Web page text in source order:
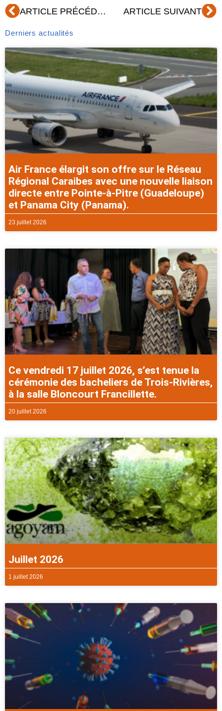
Précédent ARTICLE PRÉCÉDENT ARTICLE SUIVANT
Derniers actualités
Air France élargit son offre sur le Réseau
Régional Caraibes avec une nouvelle liaison
directe entre Pointe-à-Pitre (Guadeloupe)
et Panama City (Panama).
23 juillet 2026
Ce vendredi 17 juillet 2026, s’est tenue la
cérémonie des bacheliers de Trois-Rivières,
à la salle Bloncourt Francillette.
20 juillet 2026
Juillet 2026
1 juillet 2026